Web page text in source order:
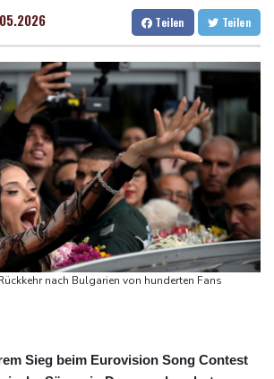
21 °C Wien
25 °C
14 °C
nahe gekommen
und Schifffahrtsverbände fordern
Verkehrsminister Bilger lädt zu
urteilt über Mann wegen Kriegsverbrechen in
tödlichen Autoanschlag auf Verdi-
Drei US-Produzenten müssen 53
Teilen Teilen
nach Bulgarien von hunderten Fans
Sieg beim Eurovision Song Contest